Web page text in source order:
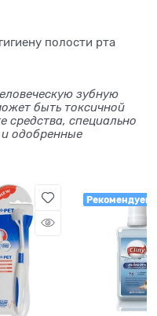
полости рта
зубную
быть токсичной
средства, специально
одобренные
Рекомендуем